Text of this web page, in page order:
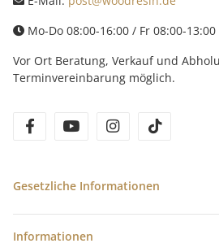
Mo-Do 08:00-16:00 / Fr 08:00-13:00
Vor Ort Beratung, Verkauf und
Terminvereinbarung möglich.
facebookyoutube instagram
Gesetzliche Informationen
Informationen